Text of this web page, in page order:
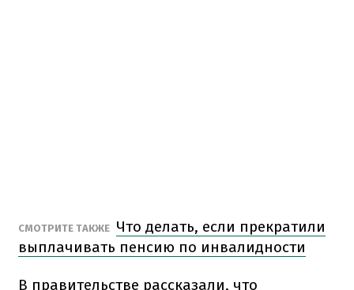
СМОТРИТЕ ТАКЖЕ Что делать, если прекратили
выплачивать пенсию по инвалидности
В правительстве рассказали, что